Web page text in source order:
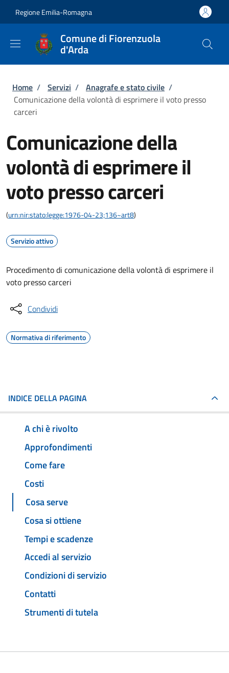
Regione Emilia-Romagna
Comune di Fiorenzuola
d'Arda
Briciole di pane
Home / Servizi / Anagrafe e stato civile /
Comunicazione della volontà di esprimere il voto presso
carceri
Comunicazione della
volontà di esprimere il
voto presso carceri
(urn:nir:stato:legge:1976-04-23;136~art8)
Servizio attivo
Procedimento di comunicazione della volontà di esprimere il
voto presso carceri
Condividi
Normativa di riferimento
INDICE DELLA PAGINA
A chi è rivolto
Approfondimenti
Come fare
Costi
Cosa serve
Cosa si ottiene
Tempi e scadenze
Accedi al servizio
Condizioni di servizio
Contatti
Strumenti di tutela